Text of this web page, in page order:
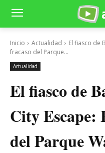
Inicio Actualidad
El fiasco de
fracaso del Parque...
Actualidad
El fiasco de
City Escape:
del Parque